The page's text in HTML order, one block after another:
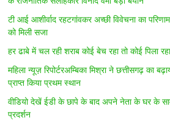
टी आई आशीर्वाद रहटगांवकर अच्छी विवेचना का
को मिली सजा
हर ढाबे में चल रही शराब कोई बेच रहा तो कोई पिला
महिला न्यूज़ रिपोर्टरअम्बिका मिश्रा ने छत्तीसगढ़ का
प्राप्त किया प्रथम स्थान
वीडियो देखें ईडी के छापे के बाद अपने नेता के घर के
प्रदर्शन